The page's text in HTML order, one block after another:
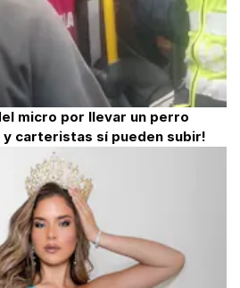
micro por llevar un perro
y carteristas sí pueden subir!